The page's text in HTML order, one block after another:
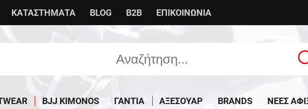
ΚΑΤΑΣΤΗΜΑΤΑ BLOG B2B ΕΠΙΚΟΙΝΩΝΙΑ
BJJ KIMONOS ΓΑΝΤΙΑ ΑΞΕΣΟΥΑΡ BRANDS ΝΈΕΣ